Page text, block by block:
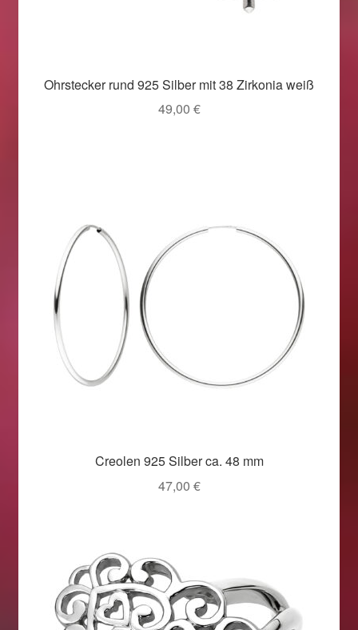
Ohrstecker rund 925 Silber mit 38 Zirkonia weiß
49,00 €
Creolen 925 Silber ca. 48 mm
47,00 €